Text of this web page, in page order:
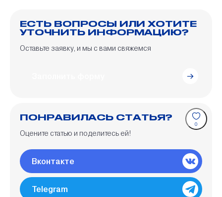
ЕСТЬ ВОПРОСЫ ИЛИ ХОТИТЕ
УТОЧНИТЬ ИНФОРМАЦИЮ?
Оставьте заявку, и мы с вами свяжемся
ПОНРАВИЛАСЬ СТАТЬЯ?
0
Оцените статью и поделитесь ей!
Вконтакте
Telegram